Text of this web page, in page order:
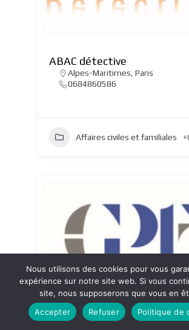
ABAC détective
Alpes-Maritimes Paris
0684860586
Affaires civiles et familiales
Nous utilisons des cookies pour vous
expérience sur notre site web. Si vous
site, nous supposerons que vous en
Accepter
Refuser Politique de